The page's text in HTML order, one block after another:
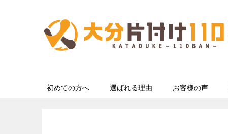
初めての方へ 選ばれる理由 お客様の声